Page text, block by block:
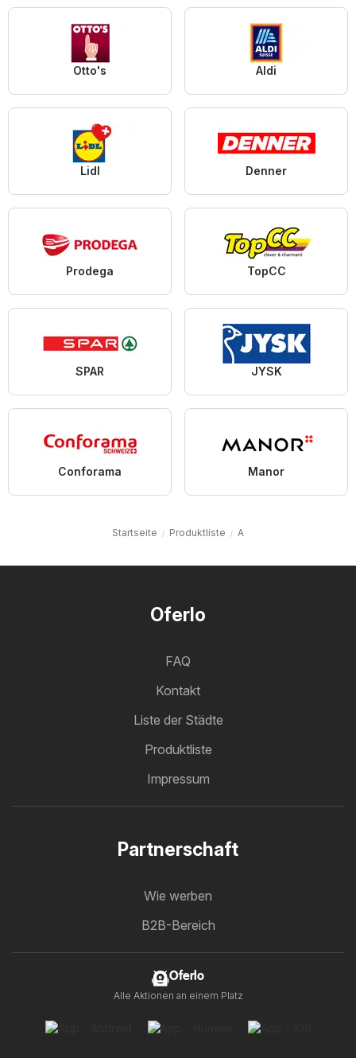
Otto's Aldi
Lidl Denner
Prodega TopCC
SPAR JYSK
Conforama Manor
Startseite Produktliste A
Oferlo
FAQ
Kontakt
Liste der Städte
Produktliste
Impressum
Partnerschaft
Wie werben
B2B-Bereich
Oferlo
Alle Aktionen an einem Platz